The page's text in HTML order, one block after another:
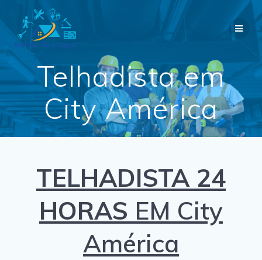
Telhadista em
City América
TELHADISTA 24
HORAS EM City
América